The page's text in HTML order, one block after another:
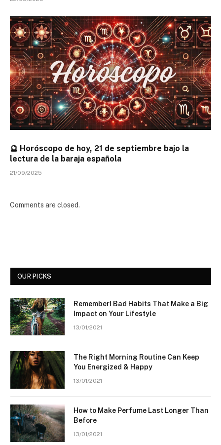
🔮 Horóscopo de hoy, 21 de septiembre bajo la
lectura de la baraja española
21/09/2025
Comments are closed.
OUR PICKS
Remember! Bad Habits That Make a Big
Impact on Your Lifestyle
13/01/2021
The Right Morning Routine Can Keep
You Energized & Happy
13/01/2021
How to Make Perfume Last Longer Than
Before
13/01/2021